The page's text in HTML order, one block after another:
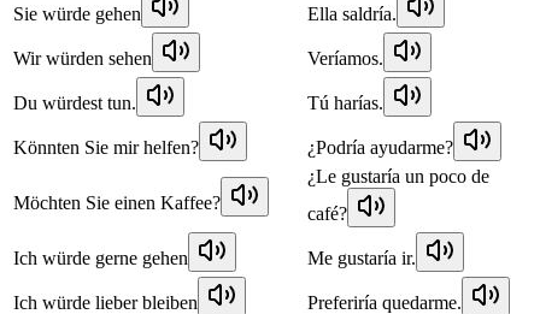
Sie würde gehen Ella saldría.
Wir würden sehen Veríamos.
Du würdest tun. Tú harías.
Könnten Sie mir helfen? ¿Podría ayudarme?
Möchten Sie einen Kaffee?
¿Le gustaría un poco de
café?
Ich würde gerne gehen Me gustaría ir.
Ich würde lieber bleiben
Preferiría quedarme.